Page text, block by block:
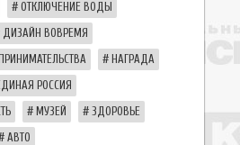
ОТКЛЮЧЕНИЕ ВОДЫ
ДИЗАЙН ВОВРЕМЯ
НАГРАДА
РОССИЯ
МУЗЕЙ ЗДОРОВЬЕ
АВТО